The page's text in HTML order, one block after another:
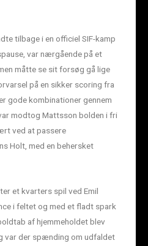
tilbage i en officiel SIF-kamp
var nærgående på et
måtte se sit forsøg gå lige
på en sikker scoring fra
gode kombinationer gennem
modtog Mattsson bolden i fri
ved at passere
Holt, med en behersket
et kvarters spil ved Emil
i feltet og med et fladt spark
af hjemmeholdet blev
var der spænding om udfaldet